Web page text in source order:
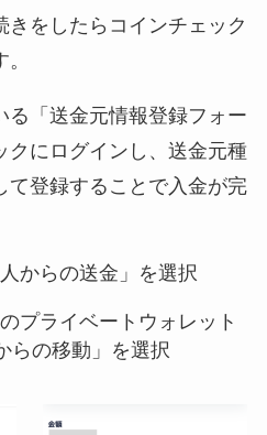
きをしたらコインチェック
る「送金元情報登録フォー
クにログインし、送金元種
て登録することで入金が完
人からの送金」を選択
プライベートウォレット
らの移動」を選択